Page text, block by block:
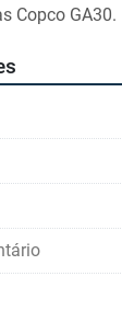
Copco GA30.